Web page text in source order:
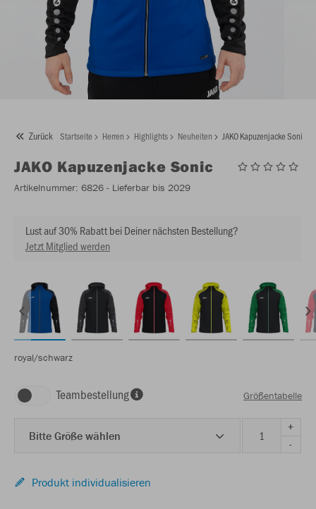
Zurück Startseite Herren Highlights Neuheiten JAKO Kapuzenjacke Sonic
JAKO Kapuzenjacke Sonic
Artikelnummer: 6826 - Lieferbar bis 2029
Lust auf 30% Rabatt bei Deiner nächsten Bestellung?
Jetzt Mitglied werden
royal/schwarz
Teambestellung Größentabelle
Bitte Größe wählen
+
-
Produkt individualisieren